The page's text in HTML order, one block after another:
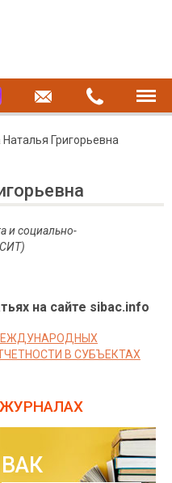
Наталья Григорьевна
и социально-
на сайте sibac.info
В СУБЪЕКТАХ
ВАК